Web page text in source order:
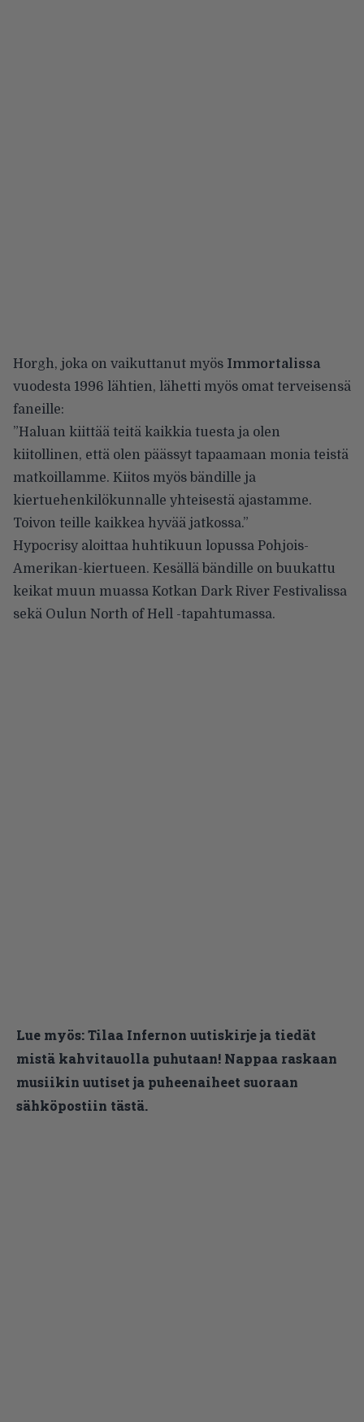
Horgh, joka on vaikuttanut myös Immortalissa
vuodesta 1996 lähtien, lähetti myös omat terveisensä
faneille:
”Haluan kiittää teitä kaikkia tuesta ja olen
kiitollinen, että olen päässyt tapaamaan monia teistä
matkoillamme. Kiitos myös bändille ja
kiertuehenkilökunnalle yhteisestä ajastamme.
Toivon teille kaikkea hyvää jatkossa.”
Hypocrisy aloittaa huhtikuun lopussa Pohjois-
Amerikan-kiertueen. Kesällä bändille on buukattu
keikat muun muassa Kotkan Dark River Festivalissa
sekä Oulun North of Hell -tapahtumassa.
Lue myös:Tilaa Infernon uutiskirje ja tiedät
mistä kahvitauolla puhutaan! Nappaa raskaan
musiikin uutiset ja puheenaiheet suoraan
sähköpostiin tästä.